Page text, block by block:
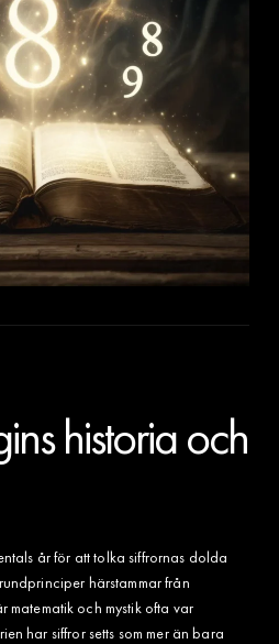
historia och
år för att tolka siffrornas dolda
härstammar från
matematik och mystik ofta var
har siffror setts som mer än bara